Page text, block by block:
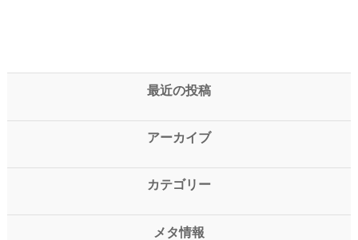
最近の投稿
アーカイブ
カテゴリー
メタ情報